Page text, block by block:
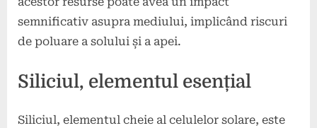
semnificativ asupra mediului, implicând riscuri
de poluare a solului și a apei.
Siliciul, elementul esențial
Siliciul, elementul cheie al celulelor solare, este